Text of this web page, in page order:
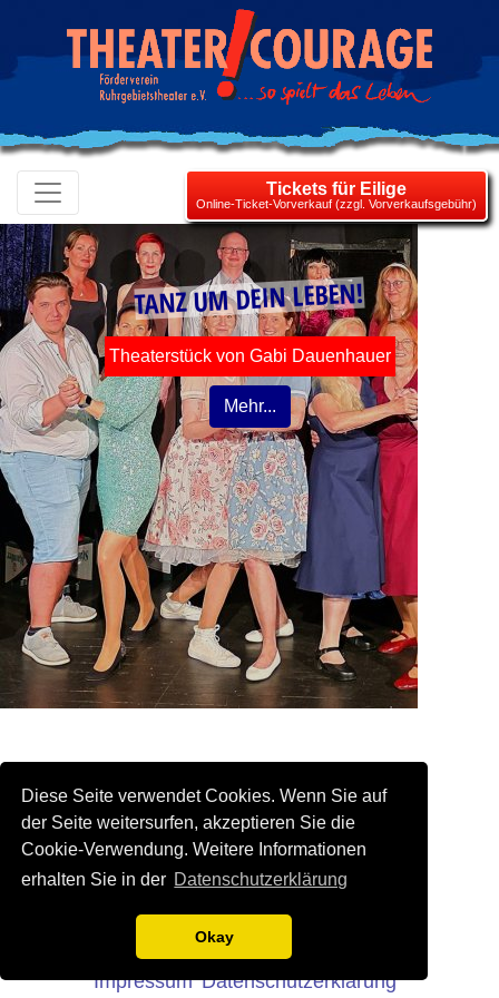
Diese Seite verwendet Cookies. Wenn Sie auf
der Seite weitersurfen, akzeptieren Sie die
Cookie-Verwendung. Weitere Informationen
erhalten Sie in der Datenschutzerklärung
Okay
Tickets für Eilige
Online-Ticket-Vorverkauf (zzgl. Vorverkaufsgebühr)
TANZ UM DEIN LEBEN!
Theaterstück von Gabi Dauenhauer
Mehr...
Impressum Datenschutzerklärung